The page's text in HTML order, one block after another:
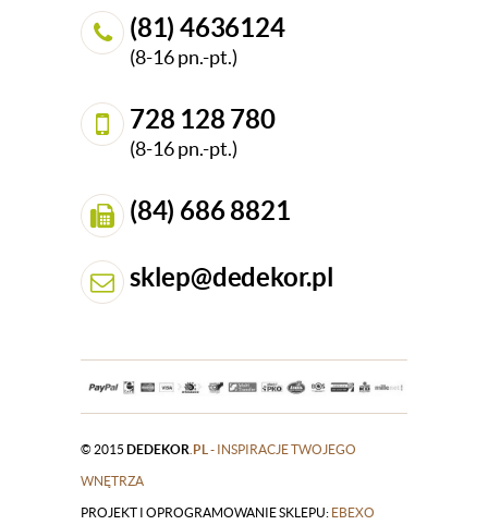
(81) 4636124
(8-16 pn.-pt.)
728 128 780
(8-16 pn.-pt.)
(84) 686 8821
sklep@dedekor.pl
© 2015 DEDEKOR .PL - INSPIRACJE TWOJEGO
WNĘTRZA
|
PROJEKT I OPROGRAMOWANIE SKLEPU: EBEXO